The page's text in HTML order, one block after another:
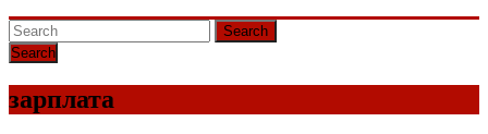
Search
зарплата